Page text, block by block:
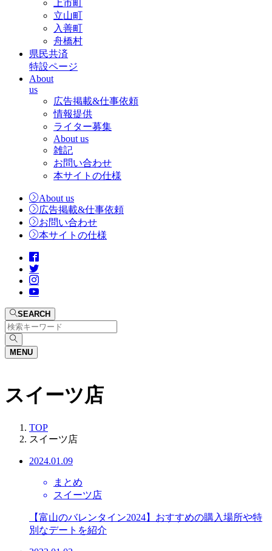
上市町
立山町
入善町
舟橋村
県民共済
特設ページ
About
us
広告掲載&仕事依頼
情報提供
ライター募集
About us
雑記
お問い合わせ
本サイトの仕様
About us
広告掲載&仕事依頼
お問い合わせ
本サイトの仕様
SEARCH
MENU
スイーツ店
TOP
スイーツ店
2024.01.09
まとめ
スイーツ店
【富山のバレンタイン2024】おすすめの購入場所や特
別なデートを紹介